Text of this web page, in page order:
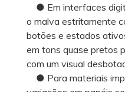
● Em interfaces
o malva estritamente
botões e estados
em tons quase pretos
com um visual
● Para materiais